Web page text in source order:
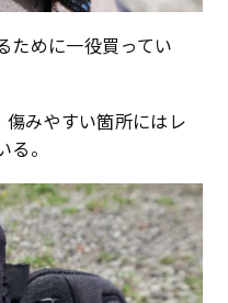
ために一役買ってい
傷みやすい箇所にはレ
。